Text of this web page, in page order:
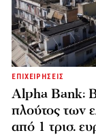
ΕΠΙΧΕΙΡΗΣΕΙΣ
Alpha Bank:
πλούτος των
από 1 τρισ.